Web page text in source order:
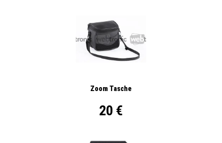
Zoom Tasche
20 €